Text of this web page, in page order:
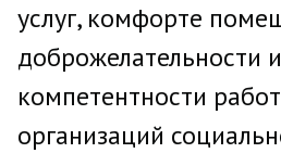
услуг, комфорте
доброжелательности и
компетентности
организаций